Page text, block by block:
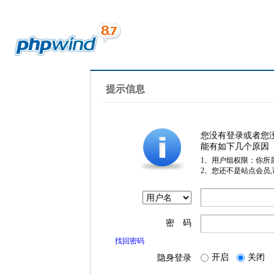
提示信息
您没有登录或者您
能有如下几个原因
1、用户组权限：你所
2、您还不是站点会员
密 码
找回密码
隐身登录 开启 关闭